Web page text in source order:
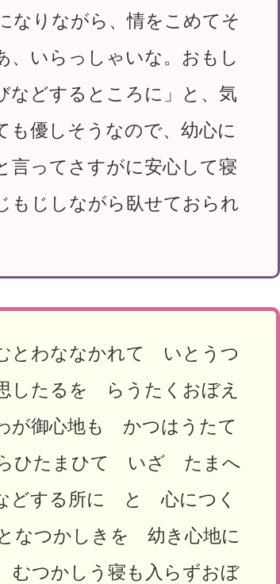
なりながら、情をこめてそ
、いらっしゃいな。おもし
などするところに」と、気
も優しそうなので、幼心に
言ってさすがに安心して寝
もじしながら臥せておられ
わななかれて いとうつ
したるを らうたくおぼえ
御心地も かつはうたて
ひたまひて いざ たまへ
どする所に と 心につく
なつかしきを 幼き心地に
つかしう寝も入らずおぼ